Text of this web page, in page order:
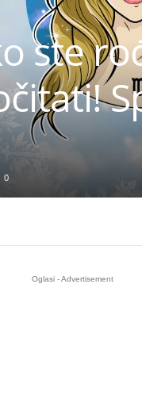
ste
0
Oglasi - Advertisement